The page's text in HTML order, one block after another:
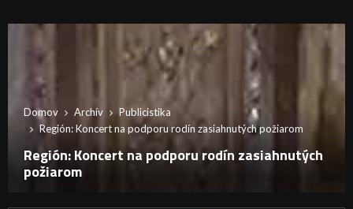
Domov Archív
Publicistika
Región: Koncert na podporu rodín zasiahnutých požiarom
Región: Koncert na podporu rodín zasiahnutých
požiarom